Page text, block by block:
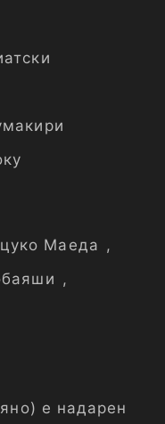
Маеда ,
,
е надарен